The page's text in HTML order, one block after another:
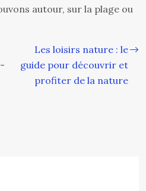
autour, sur la plage ou
Les loisirs nature : le
guide pour découvrir et
profiter de la nature